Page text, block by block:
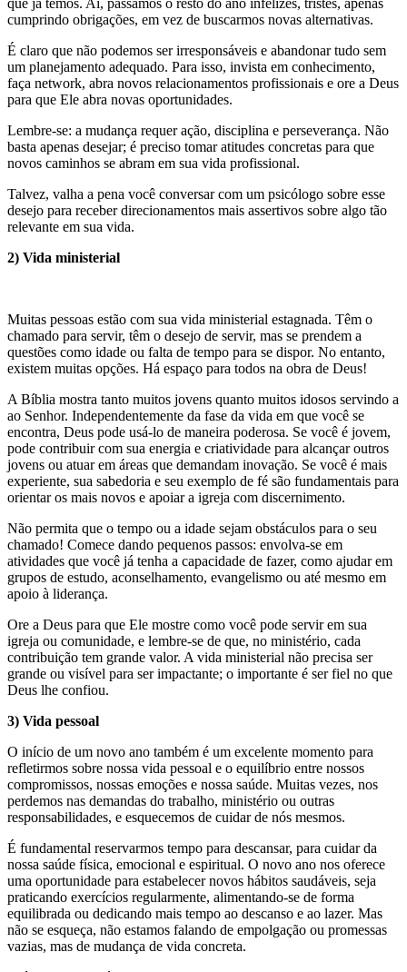
que já temos. Aí, passamos o resto do ano infelizes, tristes, apenas
cumprindo obrigações, em vez de buscarmos novas alternativas.
É claro que não podemos ser irresponsáveis e abandonar tudo sem
um planejamento adequado. Para isso, invista em conhecimento,
faça network, abra novos relacionamentos profissionais e ore a Deus
para que Ele abra novas oportunidades.
Lembre-se: a mudança requer ação, disciplina e perseverança. Não
basta apenas desejar; é preciso tomar atitudes concretas para que
novos caminhos se abram em sua vida profissional.
Talvez, valha a pena você conversar com um psicólogo sobre esse
desejo para receber direcionamentos mais assertivos sobre algo tão
relevante em sua vida.
2) Vida ministerial
Muitas pessoas estão com sua vida ministerial estagnada. Têm o
chamado para servir, têm o desejo de servir, mas se prendem a
questões como idade ou falta de tempo para se dispor. No entanto,
existem muitas opções. Há espaço para todos na obra de Deus!
A Bíblia mostra tanto muitos jovens quanto muitos idosos servindo a
ao Senhor. Independentemente da fase da vida em que você se
encontra, Deus pode usá-lo de maneira poderosa. Se você é jovem,
pode contribuir com sua energia e criatividade para alcançar outros
jovens ou atuar em áreas que demandam inovação. Se você é mais
experiente, sua sabedoria e seu exemplo de fé são fundamentais para
orientar os mais novos e apoiar a igreja com discernimento.
Não permita que o tempo ou a idade sejam obstáculos para o seu
chamado! Comece dando pequenos passos: envolva-se em
atividades que você já tenha a capacidade de fazer, como ajudar em
grupos de estudo, aconselhamento, evangelismo ou até mesmo em
apoio à liderança.
Ore a Deus para que Ele mostre como você pode servir em sua
igreja ou comunidade, e lembre-se de que, no ministério, cada
contribuição tem grande valor. A vida ministerial não precisa ser
grande ou visível para ser impactante; o importante é ser fiel no que
Deus lhe confiou.
3) Vida pessoal
O início de um novo ano também é um excelente momento para
refletirmos sobre nossa vida pessoal e o equilíbrio entre nossos
compromissos, nossas emoções e nossa saúde. Muitas vezes, nos
perdemos nas demandas do trabalho, ministério ou outras
responsabilidades, e esquecemos de cuidar de nós mesmos.
É fundamental reservarmos tempo para descansar, para cuidar da
nossa saúde física, emocional e espiritual. O novo ano nos oferece
uma oportunidade para estabelecer novos hábitos saudáveis, seja
praticando exercícios regularmente, alimentando-se de forma
equilibrada ou dedicando mais tempo ao descanso e ao lazer. Mas
não se esqueça, não estamos falando de empolgação ou promessas
vazias, mas de mudança de vida concreta.